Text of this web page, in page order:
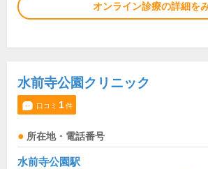
オンライン診療の詳細を
水前寺公園クリニック
口コミ 1件
所在地・電話番号
水前寺公園駅